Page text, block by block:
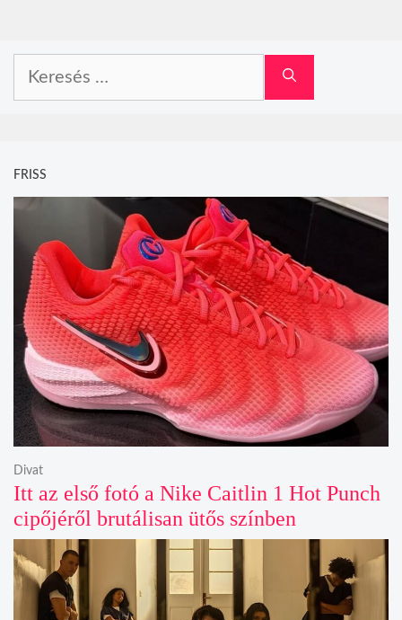
FRISS
Itt az első fotó a Nike Caitlin 1 Hot Punch
cipőjéről brutálisan ütős színben
Divat